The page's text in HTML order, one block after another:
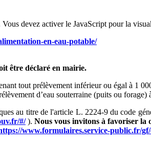
devez activer le JavaScript pour la
en-eau-potable/
être déclaré en mairie.
tout prélèvement inférieur ou égal à 1
d’eau souterraine (puits ou
au titre de l'article L. 2224-9 du code
#/). Nous vous invitons à favoriser la
www.formulaires.service-public.fr/gf/